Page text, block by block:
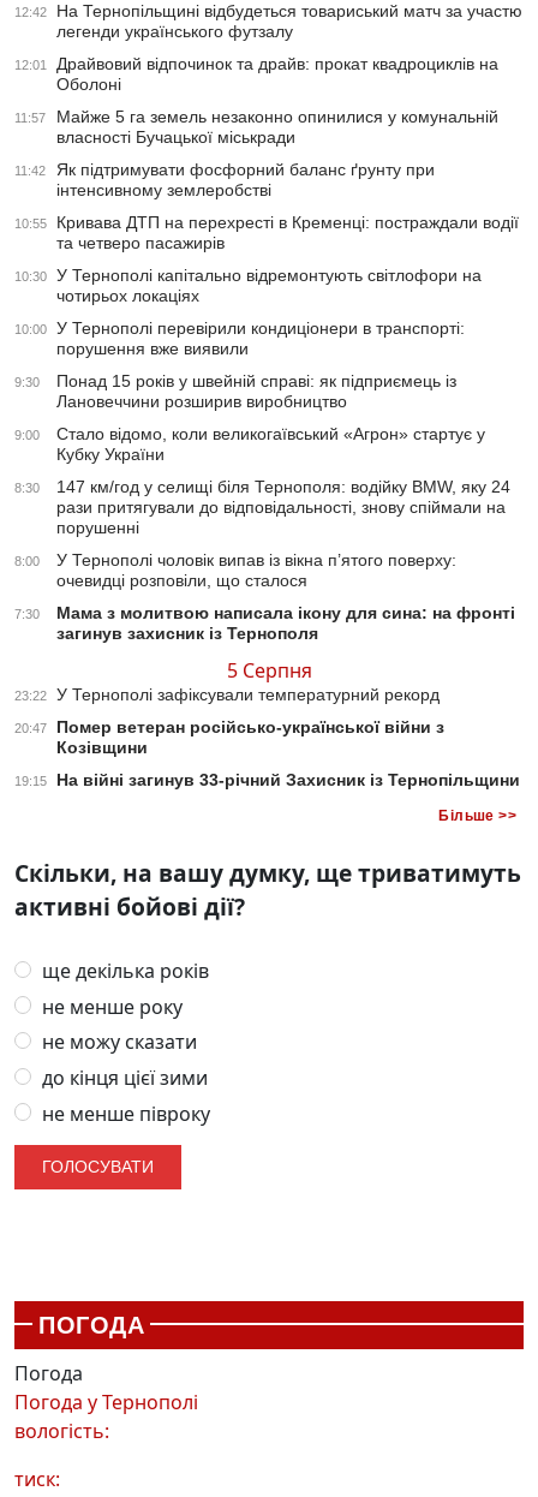
12:42
На Тернопільщині відбудеться товариський матч за участю
легенди українського футзалу
12:01
Драйвовий відпочинок та драйв: прокат квадроциклів на
Оболоні
11:57
Майже 5 га земель незаконно опинилися у комунальній
власності Бучацької міськради
11:42
Як підтримувати фосфорний баланс ґрунту при
інтенсивному землеробстві
10:55
Кривава ДТП на перехресті в Кременці: постраждали водії
та четверо пасажирів
10:30
У Тернополі капітально відремонтують світлофори на
чотирьох локаціях
10:00
У Тернополі перевірили кондиціонери в транспорті:
порушення вже виявили
9:30
Понад 15 років у швейній справі: як підприємець із
Лановеччини розширив виробництво
9:00
Стало відомо, коли великогаївський «Агрон» стартує у
Кубку України
8:30
147 км/год у селищі біля Тернополя: водійку BMW, яку 24
рази притягували до відповідальності, знову спіймали на
порушенні
8:00
У Тернополі чоловік випав із вікна п’ятого поверху:
очевидці розповіли, що сталося
7:30
Мама з молитвою написала ікону для сина: на фронті
загинув захисник із Тернополя
5 Серпня
23:22 У Тернополі зафіксували температурний рекорд
20:47
Помер ветеран російсько-української війни з
Козівщини
19:15 На війні загинув 33-річний Захисник із Тернопільщини
Більше >>
Скільки, на вашу думку, ще триватимуть
активні бойові дії?
ще декілька років
не менше року
не можу сказати
до кінця цієї зими
не менше півроку
ПОГОДА
Погода
Погода уТернополі
вологість:
тиск: